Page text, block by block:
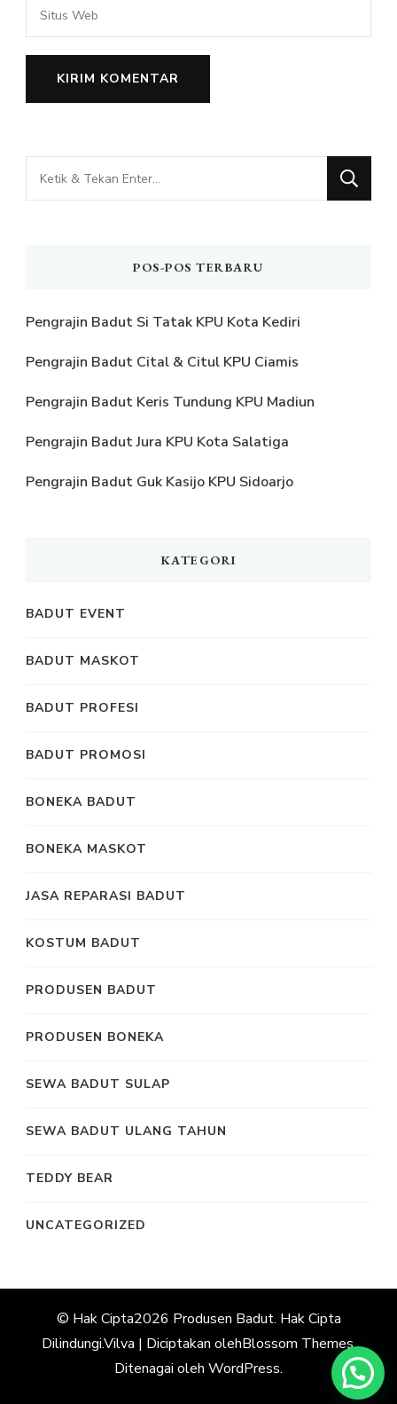
Mencari
Sesuatu?
POS-POS TERBARU
Pengrajin Badut Si Tatak KPU Kota Kediri
Pengrajin Badut Cital & Citul KPU Ciamis
Pengrajin Badut Keris Tundung KPU Madiun
Pengrajin Badut Jura KPU Kota Salatiga
Pengrajin Badut Guk Kasijo KPU Sidoarjo
KATEGORI
BADUT EVENT
BADUT MASKOT
BADUT PROFESI
BADUT PROMOSI
BONEKA BADUT
BONEKA MASKOT
JASA REPARASI BADUT
KOSTUM BADUT
PRODUSEN BADUT
PRODUSEN BONEKA
SEWA BADUT SULAP
SEWA BADUT ULANG TAHUN
TEDDY BEAR
UNCATEGORIZED
© Hak Cipta2026 Produsen Badut. Hak Cipta
Dilindungi.Vilva | Diciptakan olehBlossom Themes.
Ditenagai oleh WordPress.